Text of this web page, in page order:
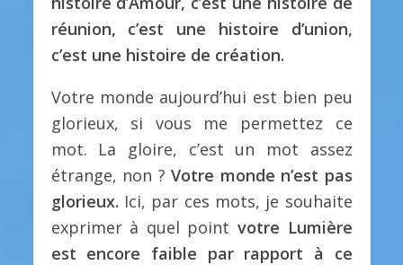
réunion, c’est une histoire d’union,
c’est une histoire de création.
Votre monde aujourd’hui est bien peu
glorieux, si vous me permettez ce
mot. La gloire, c’est un mot assez
étrange, non ? Votre monde n’est pas
glorieux. Ici, par ces mots, je souhaite
exprimer à quel point votre Lumière
est encore faible par rapport à ce